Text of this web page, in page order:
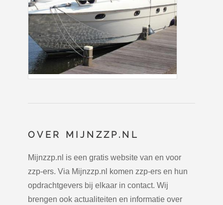
OVER MIJNZZP.NL
Mijnzzp.nl is een gratis website van en voor
zzp-ers. Via Mijnzzp.nl komen zzp-ers en hun
opdrachtgevers bij elkaar in contact. Wij
brengen ook actualiteiten en informatie over